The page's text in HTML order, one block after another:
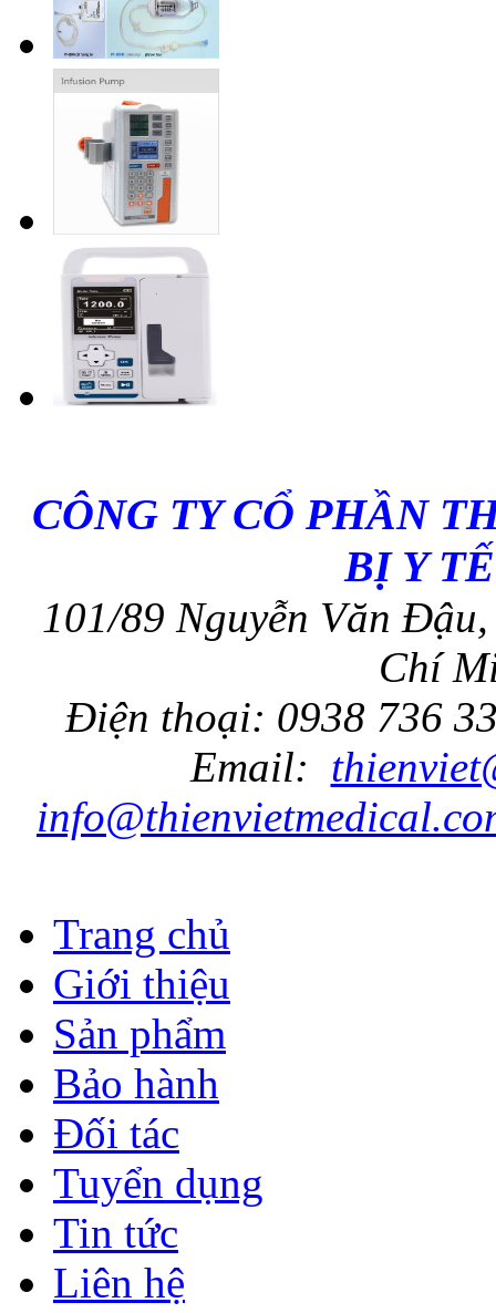
CÔNG TY CỔ PHẦN
BỊ Y
101/89 Nguyễn Văn
Chí
Điện thoại: 0938 736
Email:
Trang chủ
Giới thiệu
Sản phẩm
Bảo hành
Đối tác
Tuyển dụng
Tin tức
Liên hệ